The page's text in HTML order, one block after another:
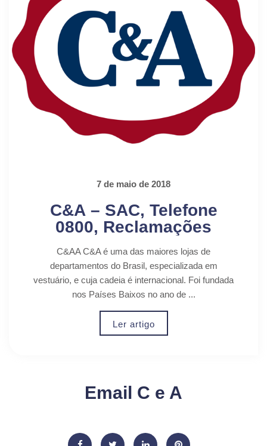
7 de maio de 2018
C&A – SAC, Telefone
0800, Reclamações
C&AA C&A é uma das maiores lojas de
departamentos do Brasil, especializada em
vestuário, e cuja cadeia é internacional. Foi fundada
nos Países Baixos no ano de ...
Ler artigo
Email C e A